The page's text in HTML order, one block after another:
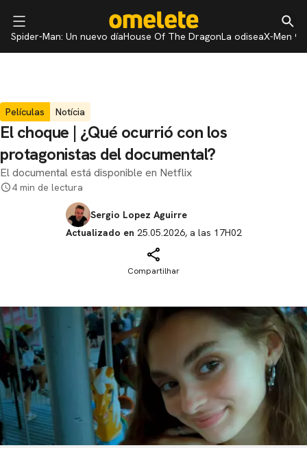
Spider-Man: Un nuevo díaHouse Of The DragonLa odiseaX-Men 97
Películas Notícia
El choque | ¿Qué ocurrió con los
protagonistas del documental?
El documental está disponible en Netflix
4 min de lectura
Sergio Lopez Aguirre
Actualizado en 25.05.2026, a las 17H02
Compartilhar